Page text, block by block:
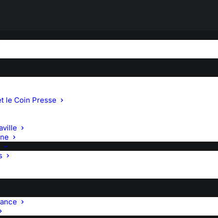
le Coin Presse
GERIA : IMAGE, SON ET
ateliers.